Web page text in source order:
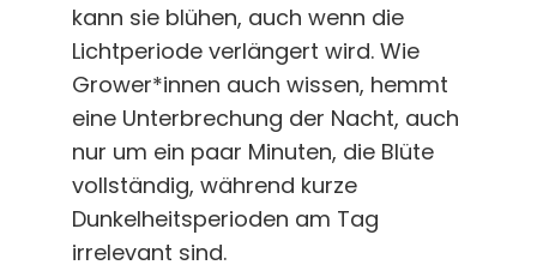
kann sie blühen, auch wenn die
Lichtperiode verlängert wird. Wie
Grower*innen auch wissen, hemmt
eine Unterbrechung der Nacht, auch
nur um ein paar Minuten, die Blüte
vollständig, während kurze
Dunkelheitsperioden am Tag
irrelevant sind.